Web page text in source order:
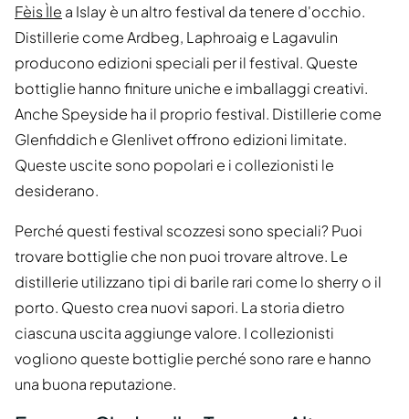
Fèis Ìle a Islay è un altro festival da tenere d'occhio.
Distillerie come Ardbeg, Laphroaig e Lagavulin
producono edizioni speciali per il festival. Queste
bottiglie hanno finiture uniche e imballaggi creativi.
Anche Speyside ha il proprio festival. Distillerie come
Glenfiddich e Glenlivet offrono edizioni limitate.
Queste uscite sono popolari e i collezionisti le
desiderano.
Perché questi festival scozzesi sono speciali? Puoi
trovare bottiglie che non puoi trovare altrove. Le
distillerie utilizzano tipi di barile rari come lo sherry o il
porto. Questo crea nuovi sapori. La storia dietro
ciascuna uscita aggiunge valore. I collezionisti
vogliono queste bottiglie perché sono rare e hanno
una buona reputazione.